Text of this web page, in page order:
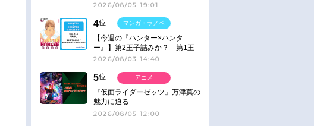
2026/08/05 19:01
4位
【今週の『ハンター×ハンタ
ー』】第2王子詰みか？ 第1王
子と第4王子が対峙「発令」＜
2026/08/03 14:40
マンガ・ラノベ
5位
『仮面ライダーゼッツ』万津莫の
魅力に迫る
2026/08/05 12:00
アニメ